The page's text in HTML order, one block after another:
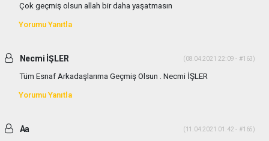
Çok geçmiş olsun allah bir daha yaşatmasın
Yorumu Yanıtla
Necmi İŞLER (08.04.2021 22:09 - #163)
Tüm Esnaf Arkadaşlarıma Geçmiş Olsun . Necmi İŞLER
Yorumu Yanıtla
Aa (11.04.2021 01:42 - #165)